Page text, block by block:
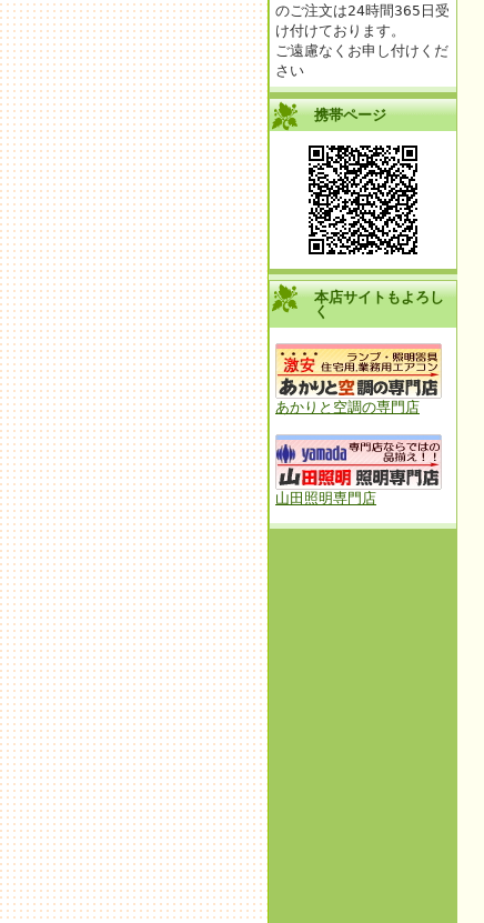
のご注文は24時間365日受
け付けております。
ご遠慮なくお申し付けくだ
さい
携帯ページ
本店サイトもよろし
く
あかりと空調の専門店
山田照明専門店